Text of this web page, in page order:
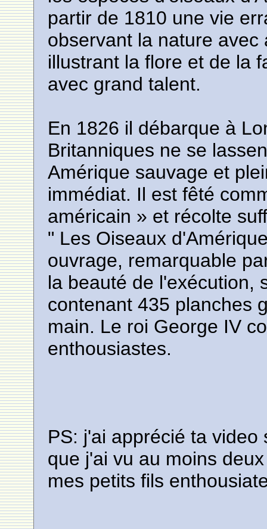
partir de 1810 une vie
observant la nature
illustrant la flore et de la
avec grand talent.
En 1826 il débarque à
Britanniques ne se
Amérique sauvage et
immédiat. Il est fêté
américain » et récolte
" Les Oiseaux
ouvrage, remarquable
la beauté de l'exécution,
contenant 435 planches
main. Le roi George IV
enthousiastes.
PS: j'ai apprécié ta
que j'ai vu au moins
mes petits fils